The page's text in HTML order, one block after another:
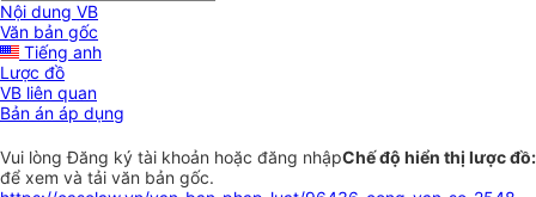
Nội dung VB
Văn bản gốc
Tiếng anh
Lược đồ
VB liên quan
Bản án áp dụng
Chế độ hiển thị lược đồ:
Vui lòngĐăng ký tài khoản hoặc đăng nhập
để xem và tải văn bản gốc.